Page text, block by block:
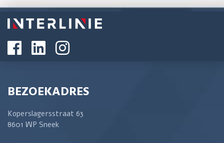
BEZOEKADRES
Koperslagersstraat 63
8601 WP Sneek